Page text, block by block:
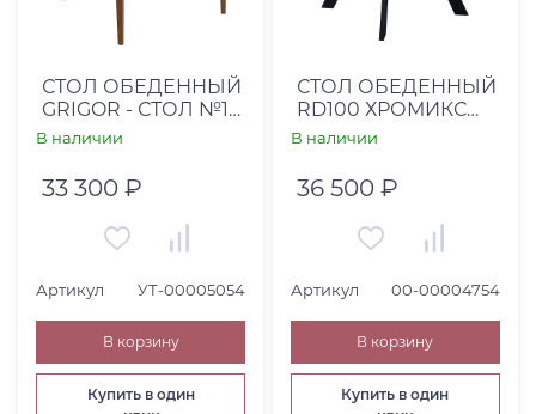
Категория товара
СТОЛ ОБЕДЕННЫЙ
GRIGOR - СТОЛ №13
КРУГЛЫЙ/D100СМ/
В наличии
33 300 ₽
Артикул УТ-00005054
В корзину
Купить в один
СТОЛ ОБЕДЕННЫЙ
RD100 ХРОМИКС
БЕЛЫЙ/ОПОРЫ
В наличии
36 500 ₽
Артикул 00-00004754
В корзину
Купить в один